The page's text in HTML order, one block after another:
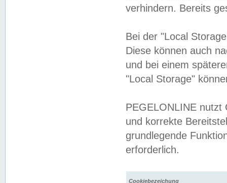
verhindern. Bereits
Bei der "Local
Diese können auch
und bei einem
"Local Storage"
PEGELONLINE nutzt
und korrekte
grundlegende
erforderlich.
Cookiebezeichung